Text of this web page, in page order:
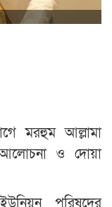
মরহুম আল্লামা
ও দোয়া
পরিষদের